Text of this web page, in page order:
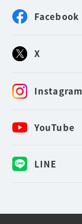
Facebook
X
Instagram
YouTube
LINE